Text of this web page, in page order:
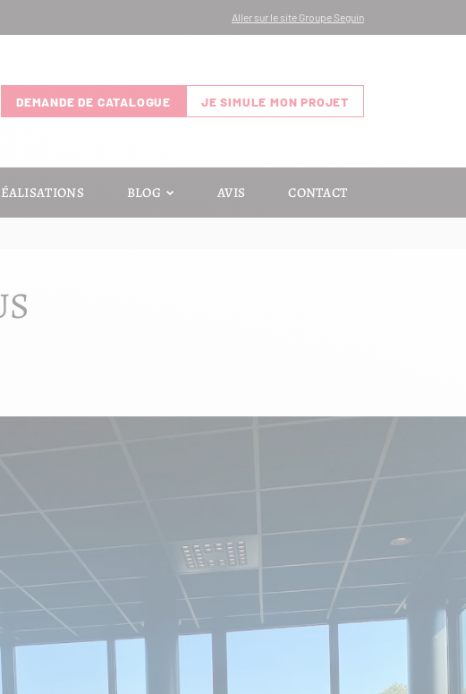
Aller sur le site Groupe Seguin
DEMANDE DE CATALOGUE JE SIMULE MON PROJET
BLOG AVIS CONTACT